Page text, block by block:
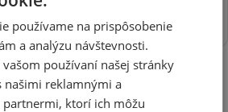
všade tam, kde potrebujete
používame na prispôsobenie
a analýzu návštevnosti.
používaní našej stránky
našimi reklamnými a
ktorí ich môžu